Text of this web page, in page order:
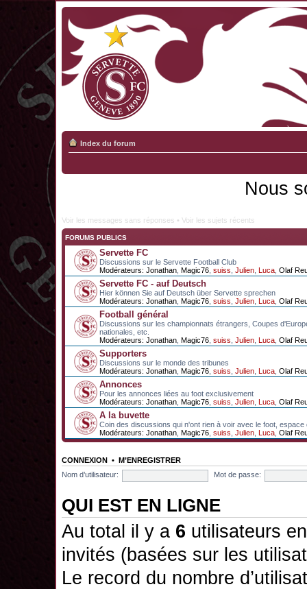
Index du forum
Nous
Voir les messages sans réponses • Voir les sujets récents
FORUMS PUBLICS
Servette FC
Discussions sur le Servette Football Club
Modérateurs: Jonathan Magic76 suiss Julien Luca Olaf
Servette FC - auf Deutsch
Hier können Sie auf Deutsch über Servette sprechen
Modérateurs: Jonathan Magic76 suiss Julien Luca Olaf
Football général
Discussions sur les championnats étrangers, Coupes
nationales, etc.
Modérateurs: Jonathan Magic76 suiss Julien Luca Olaf
Supporters
Discussions sur le monde des tribunes
Modérateurs: Jonathan Magic76 suiss Julien Luca Olaf
Annonces
Pour les annonces liées au foot exclusivement
Modérateurs: Jonathan Magic76 suiss Julien Luca Olaf
A la buvette
Coin des discussions qui n'ont rien à voir avec le foot, espace
Modérateurs: Jonathan Magic76 suiss Julien Luca Olaf
CONNEXION • M’ENREGISTRER
Nom d’utilisateur:
Mot de passe:
QUI EST EN LIGNE
Au total il y a 6 utilisateurs
invités (basées sur les
Le record du nombre